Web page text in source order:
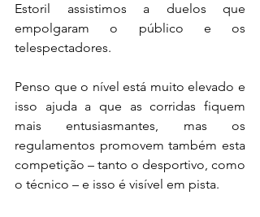
Estoril assistimos a duelos que
empolgaram o público e os
telespectadores.
Penso que o nível está muito elevado e
isso ajuda a que as corridas fiquem
mais entusiasmantes, mas os
regulamentos promovem também esta
competição – tanto o desportivo, como
o técnico – e isso é visível em pista.